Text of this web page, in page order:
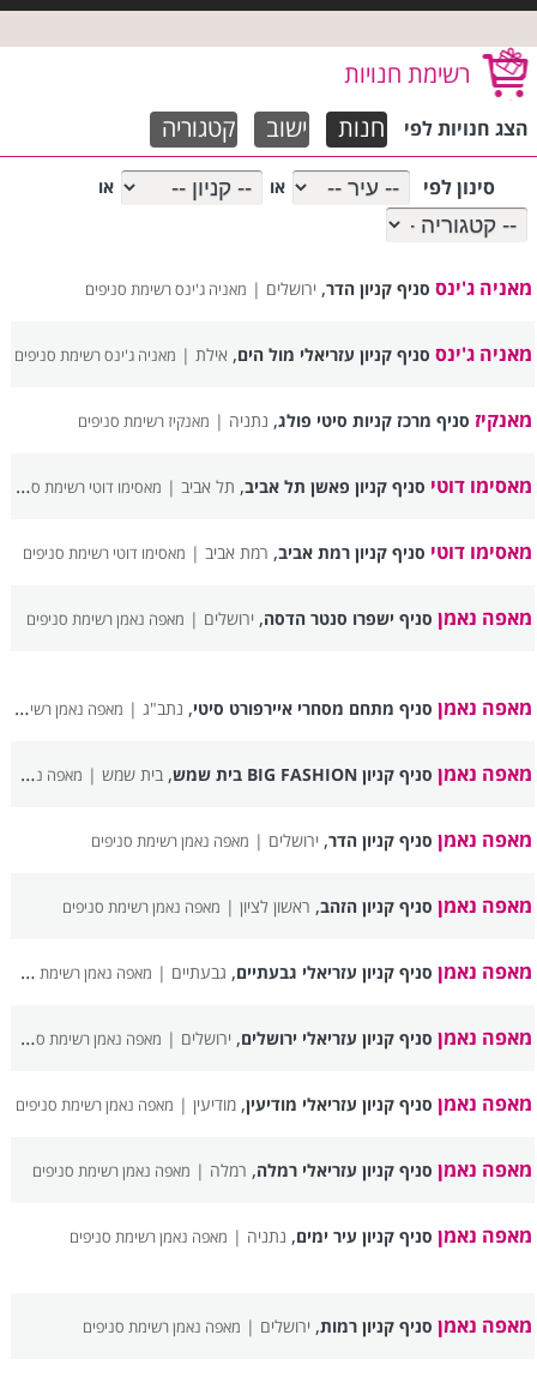
רשימת חנויות
הצג חנויות לפי חנות ישוב קטגוריה
סינון לפי או או
מאניה ג'ינס סניף קניון הדר, ירושלים | מאניה ג'ינס רשימת סניפים
מאניה ג'ינס סניף קניון עזריאלי מול הים, אילת | מאניה ג'ינס רשימת סניפים
מאנקיז סניף מרכז קניות סיטי פולג, נתניה | מאנקיז רשימת סניפים
מאסימו דוטי סניף קניון פאשן תל אביב, תל אביב | מאסימו דוטי רשימת סניפים
מאסימו דוטי סניף קניון רמת אביב, רמת אביב | מאסימו דוטי רשימת סניפים
מאפה נאמן סניף ישפרו סנטר הדסה, ירושלים | מאפה נאמן רשימת סניפים
מאפה נאמן סניף מתחם מסחרי איירפורט סיטי, נתב"ג | מאפה נאמן רשימת סניפים
מאפה נאמן סניף קניון BIG FASHION בית שמש ,בית שמש | מאפה נאמן רשימת סניפים
מאפה נאמן סניף קניון הדר, ירושלים | מאפה נאמן רשימת סניפים
מאפה נאמן סניף קניון הזהב, ראשון לציון | מאפה נאמן רשימת סניפים
מאפה נאמן סניף קניון עזריאלי גבעתיים, גבעתיים | מאפה נאמן רשימת סניפים
מאפה נאמן סניף קניון עזריאלי ירושלים, ירושלים | מאפה נאמן רשימת סניפים
מאפה נאמן סניף קניון עזריאלי מודיעין,מודיעין | מאפה נאמן רשימת סניפים
מאפה נאמן סניף קניון עזריאלי רמלה, רמלה | מאפה נאמן רשימת סניפים
מאפה נאמן סניף קניון עיר ימים, נתניה | מאפה נאמן רשימת סניפים
מאפה נאמן סניף קניון רמות, ירושלים | מאפה נאמן רשימת סניפים